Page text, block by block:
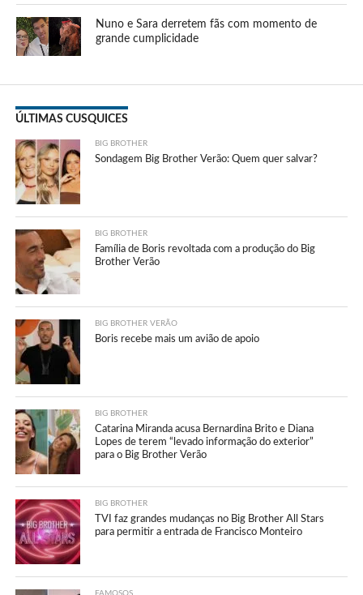
Nuno e Sara derretem fãs com momento de
grande cumplicidade
ÚLTIMAS CUSQUICES
BIG BROTHER
Sondagem Big Brother Verão: Quem quer salvar?
BIG BROTHER
Família de Boris revoltada com a produção do Big
Brother Verão
BIG BROTHER VERÃO
Boris recebe mais um avião de apoio
BIG BROTHER
Catarina Miranda acusa Bernardina Brito e Diana
Lopes de terem “levado informação do exterior”
para o Big Brother Verão
BIG BROTHER
TVI faz grandes mudanças no Big Brother All Stars
para permitir a entrada de Francisco Monteiro
FAMOSOS